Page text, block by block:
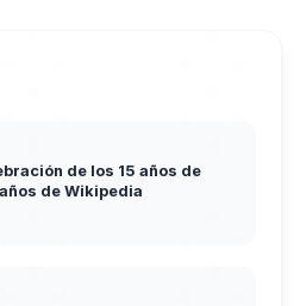
de los 15 años de
de Wikipedia